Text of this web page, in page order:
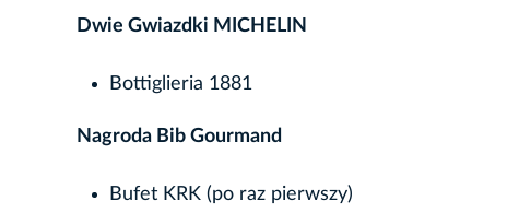
Dwie Gwiazdki MICHELIN
Bottiglieria 1881
Nagroda Bib Gourmand
Bufet KRK (po raz pierwszy)